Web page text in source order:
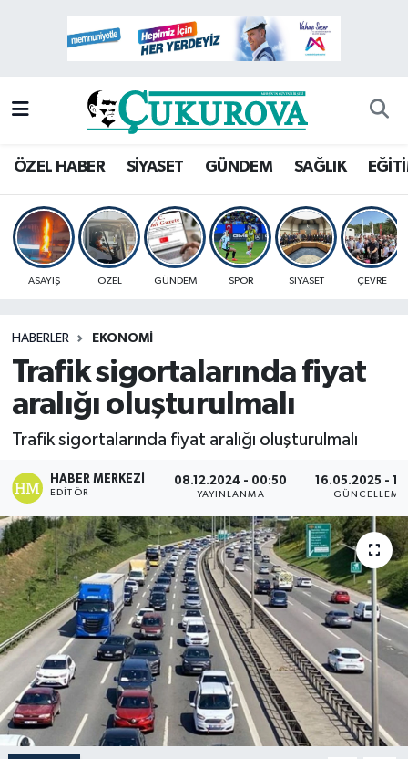
ÖZEL HABER SİYASET GÜNDEM SAĞLIK
ASAYİŞ ÖZEL GÜNDEM SPOR SİYASET ÇEVRE
HABERLER EKONOMİ
Trafik sigortalarında fiyat
aralığı oluşturulmalı
Trafik sigortalarında fiyat aralığı oluşturulmalı
HABER MERKEZI
EDITÖR
08.12.2024 - 00:50
YAYINLANMA
16.05.2025 -
GÜNCELLEME
Mersin Hava Durumu
Mersin Namaz Vakitleri
Mersin Trafik Yoğunluk Haritası
Süper Lig Puan Durumu ve Fikstür
Haber Arşivi